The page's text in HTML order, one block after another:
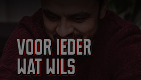
Voor ieder
wat wils